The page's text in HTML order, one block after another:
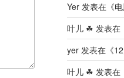
Yer发表在《
叶儿 ☘ 发表在
yer发表在《
叶儿 ☘ 发表在